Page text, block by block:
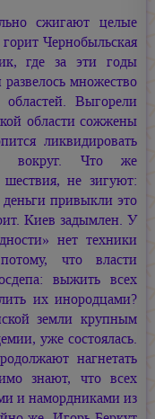
сжигают целые
Чернобыльская
где за эти годы
множество
Выгорели
области сожжены
ликвидировать
вокруг. Что же
не зигуют:
привыкли это
Киев задымлен. У
нет техники
что власти
выжить всех
их инородцами?
земли крупным
уже состоялась.
нагнетать
знают, что всех
и намордниками из